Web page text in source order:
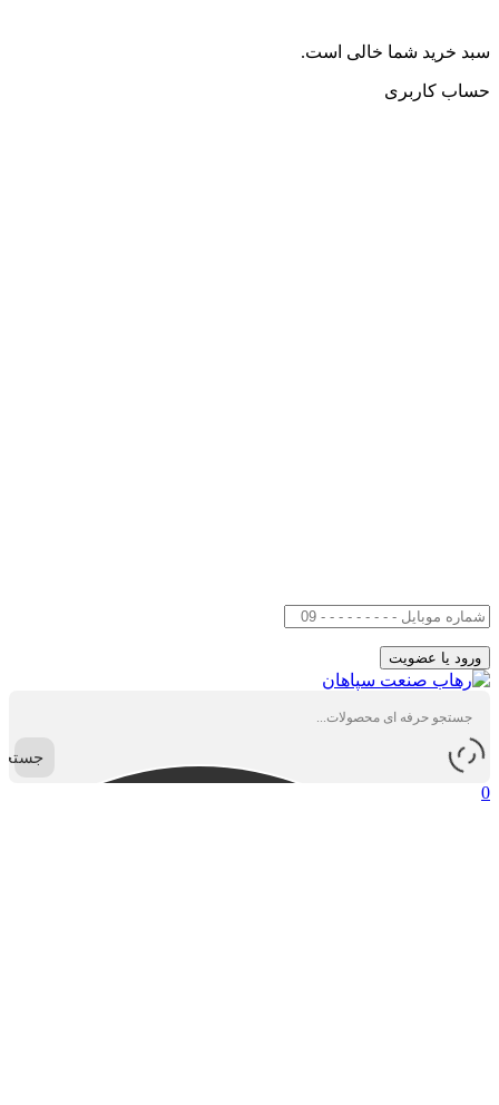
سبد خرید شما خالی است.
حساب کاربری
0